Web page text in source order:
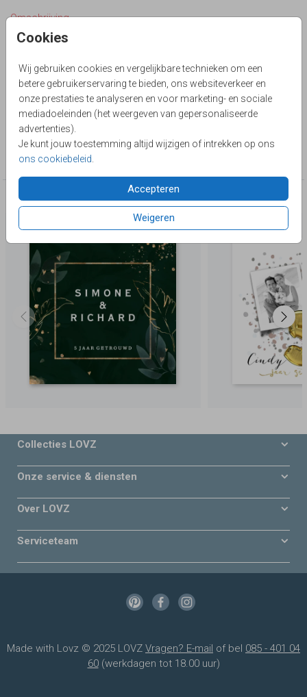
Cookies
Wij gebruiken cookies en vergelijkbare technieken om een
betere gebruikerservaring te bieden, ons websiteverkeer en
onze prestaties te analyseren en voor marketing- en sociale
mediadoeleinden (het weergeven van gepersonaliseerde
advertenties).
Je kunt jouw toestemming altijd wijzigen of intrekken op ons
ons cookiebeleid
Accepteren
Weigeren
Omschrijving
Eerdaags jullie 5 jarig huwelijks jubileumfeest geven?
look (geen echt goud inkt) en sierlijk lettertypen. Aquarel
wolken en bloemen in zachte pastel tinten. Alles is te
bewerken!
Toon meer
Lievez
Collectie
5 jaar getrouwd
Deze producten zijn wellicht ook iets voor je
Collecties LOVZ
Onze service & diensten
Over LOVZ
Serviceteam
Made with Lovz © 2025 LOVZ Vragen? E-mail of bel 085 - 401 04
60(werkdagen tot 18.00 uur)